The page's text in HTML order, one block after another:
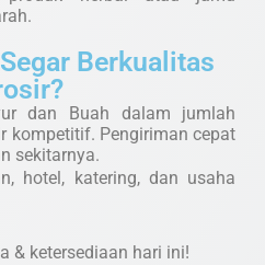
Berkualitas
dan Buah dalam jumlah
kompetitif. Pengiriman cepat
sekitarnya.
hotel, katering, dan usaha
& ketersediaan hari ini!